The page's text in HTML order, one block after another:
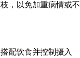
，以免加重病情或不
配饮食并控制摄入